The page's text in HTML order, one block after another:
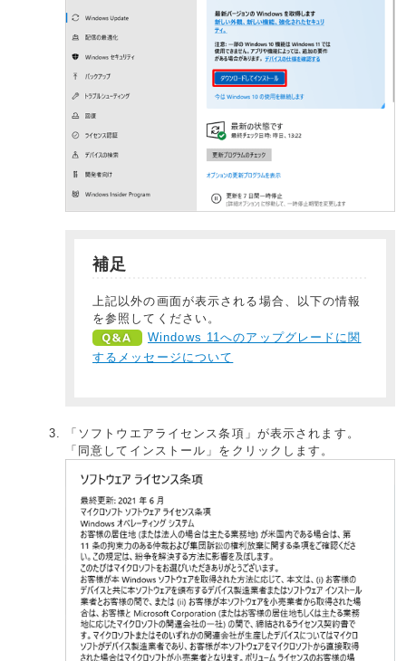
補足
上記以外の画面が表示される場合、以下の情報
を参照してください。
Windows 11へのアップグレードに関
するメッセージについて
「ソフトウエアライセンス条項」が表示されます。
「同意してインストール」をクリックします。